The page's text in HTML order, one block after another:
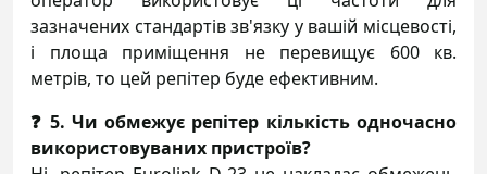
зазначених стандартів зв'язку у вашій місцевості,
і площа приміщення не перевищує 600 кв.
метрів, то цей репітер буде ефективним.
❓ 5. Чи обмежує репітер кількість одночасно
використовуваних пристроїв?